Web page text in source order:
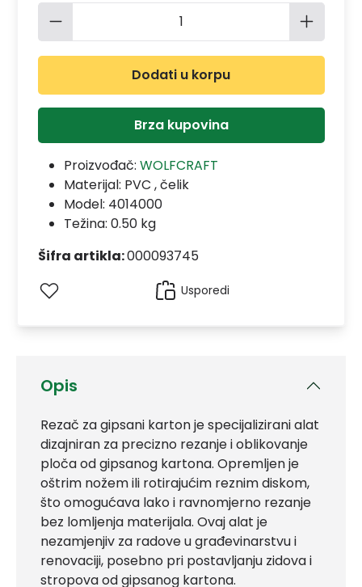
Opis
Rezač za gipsani karton je specijalizirani alat
dizajniran za precizno rezanje i oblikovanje
ploča od gipsanog kartona. Opremljen je
oštrim nožem ili rotirajućim reznim diskom,
što omogućava lako i ravnomjerno rezanje
bez lomljenja materijala. Ovaj alat je
nezamjenjiv za radove u građevinarstvu i
renovaciji, posebno pri postavljanju zidova i
stropova od gipsanog kartona.
Količina proizvoda: Unesite
Dodati u korpu
Brza kupovina
Proizvođač: WOLFCRAFT
Materijal: PVC , čelik
Model: 4014000
Težina: 0.50 kg
Šifra artikla:000093745
Usporedi